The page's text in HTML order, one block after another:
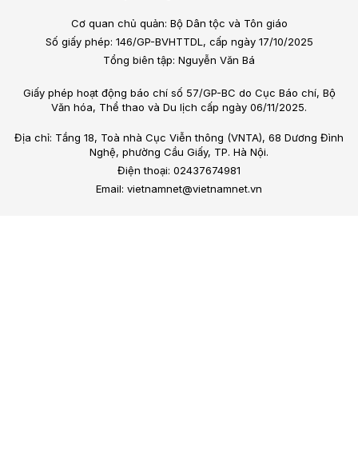
Cơ quan chủ quản: Bộ Dân tộc và Tôn giáo
Số giấy phép: 146/GP-BVHTTDL, cấp ngày 17/10/2025
Tổng biên tập: Nguyễn Văn Bá
Giấy phép hoạt động báo chí số 57/GP-BC do Cục Báo chí, Bộ
Văn hóa, Thể thao và Du lịch cấp ngày 06/11/2025.
Địa chỉ: Tầng 18, Toà nhà Cục Viễn thông (VNTA), 68 Dương Đình
Nghệ, phường Cầu Giấy, TP. Hà Nội.
Điện thoại: 02437674981
Email: vietnamnet@vietnamnet.vn